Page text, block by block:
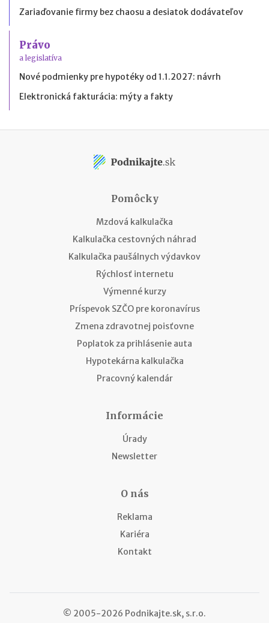
Zariaďovanie firmy bez chaosu a desiatok dodávateľov
Právo
a legislatíva
Nové podmienky pre hypotéky od 1.1.2027: návrh
Elektronická fakturácia: mýty a fakty
Pomôcky
Mzdová kalkulačka
Kalkulačka cestovných náhrad
Kalkulačka paušálnych výdavkov
Rýchlosť internetu
Výmenné kurzy
Príspevok SZČO pre koronavírus
Zmena zdravotnej poisťovne
Poplatok za prihlásenie auta
Hypotekárna kalkulačka
Pracovný kalendár
Informácie
Úrady
Newsletter
O nás
Reklama
Kariéra
Kontakt
© 2005-2026 Podnikajte.sk, s.r.o.